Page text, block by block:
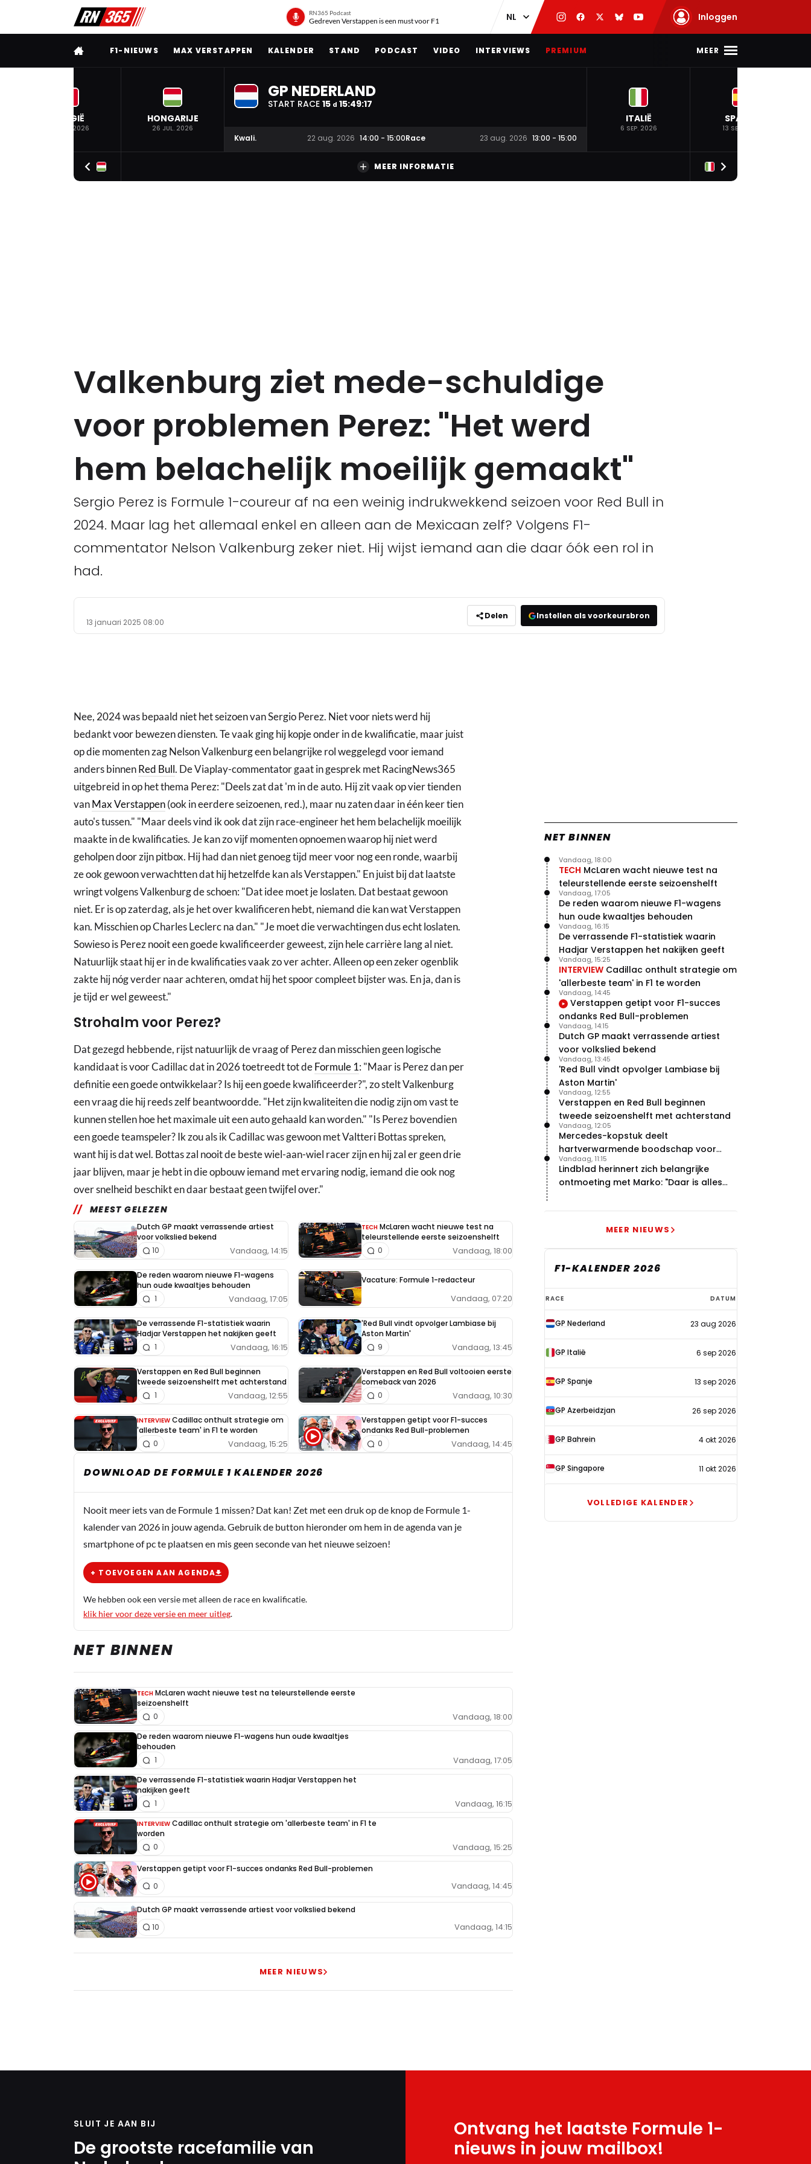
RN365 Podcast
Gedreven Verstappen is een must voor F1 Inloggen
VOLLEDIG MENU
F1-NIEUWS MAX VERSTAPPEN KALENDER STAND PODCAST VIDEO INTERVIEWS PREMIUM MEER
BELGIË
19 JUL. 2026
HONGARIJE
26 JUL. 2026
GP NEDERLAND
START RACE 15 d 15:49:16
Kwali. 22 aug. 2026 14:00 - 15:00Race 23 aug. 2026 13:00 - 15:00
ITALIË
6 SEP. 2026
SPANJE
13 SEP. 2026
MEER INFORMATIE
Valkenburg ziet mede-schuldige
voor problemen Perez: "Het werd
hem belachelijk moeilijk gemaakt"
Sergio Perez is Formule 1-coureur af na een weinig indrukwekkend seizoen voor Red Bull in
2024. Maar lag het allemaal enkel en alleen aan de Mexicaan zelf? Volgens F1-
commentator Nelson Valkenburg zeker niet. Hij wijst iemand aan die daar óók een rol in
had.
13 januari 2025 08:00
Delen Instellen als voorkeursbron
Nee, 2024 was bepaald niet het seizoen van Sergio Perez. Niet voor niets werd hij
bedankt voor bewezen diensten. Te vaak ging hij kopje onder in de kwalificatie, maar juist
op die momenten zag Nelson Valkenburg een belangrijke rol weggelegd voor iemand
anders binnenRed Bull. De Viaplay-commentator gaat in gesprek met RacingNews365
uitgebreid in op het thema Perez: "Deels zat dat 'm in de auto. Hij zit vaak op vier tienden
vanMax Verstappen(ook in eerdere seizoenen, red.), maar nu zaten daar in één keer tien
auto's tussen." "Maar deels vind ik ook dat zijn race-engineer het hem belachelijk moeilijk
maakte in de kwalificaties. Je kan zo vijf momenten opnoemen waarop hij niet werd
geholpen door zijn pitbox. Hij had dan niet genoeg tijd meer voor nog een ronde, waarbij
ze ook gewoon verwachtten dat hij hetzelfde kan als Verstappen." En juist bij dat laatste
wringt volgens Valkenburg de schoen: "Dat idee moet je loslaten. Dat bestaat gewoon
niet. Er is op zaterdag, als je het over kwalificeren hebt, niemand die kan wat Verstappen
kan. Misschien op Charles Leclerc na dan." "Je moet die verwachtingen dus echt loslaten.
Sowieso is Perez nooit een goede kwalificeerder geweest, zijn hele carrière lang al niet.
Natuurlijk staat hij er in de kwalificaties vaak zo ver achter. Alleen op een zeker ogenblik
zakte hij nóg verder naar achteren, omdat hij het spoor compleet bijster was. En ja, dan is
je tijd er wel geweest."
Strohalm voor Perez?
Dat gezegd hebbende, rijst natuurlijk de vraag of Perez dan misschien geen logische
kandidaat is voor Cadillac dat in 2026 toetreedt tot deFormule 1: "Maar is Perez dan per
definitie een goede ontwikkelaar? Is hij een goede kwalificeerder?", zo stelt Valkenburg
een vraag die hij reeds zelf beantwoordde. "Het zijn kwaliteiten die nodig zijn om vast te
kunnen stellen hoe het maximale uit een auto gehaald kan worden." "Is Perez bovendien
een goede teamspeler? Ik zou als ik Cadillac was gewoon met Valtteri Bottas spreken,
want hij is dat wel. Bottas zal nooit de beste wiel-aan-wiel racer zijn en hij zal er geen drie
jaar blijven, maar je hebt in die opbouw iemand met ervaring nodig, iemand die ook nog
over snelheid beschikt en daar bestaat geen twijfel over."
MEEST GELEZEN
Dutch GP maakt verrassende artiest
voor volkslied bekend
Vandaag, 14:15
10
TECH McLaren wacht nieuwe test na
teleurstellende eerste seizoenshelft
Vandaag, 18:00
0
De reden waarom nieuwe F1-wagens
hun oude kwaaltjes behouden
Vandaag, 17:05
1
Vacature: Formule 1-redacteur
Vandaag, 07:20
De verrassende F1-statistiek waarin
Hadjar Verstappen het nakijken geeft
Vandaag, 16:15
1
'Red Bull vindt opvolger Lambiase bij
Aston Martin'
Vandaag, 13:45
9
Verstappen en Red Bull beginnen
tweede seizoenshelft met achterstand
Vandaag, 12:55
1
Verstappen en Red Bull voltooien eerste
comeback van 2026
Vandaag, 10:30
0
INTERVIEW Cadillac onthult strategie om
'allerbeste team' in F1 te worden
Vandaag, 15:25
0
Verstappen getipt voor F1-succes
ondanks Red Bull-problemen
Vandaag, 14:45
0
DOWNLOAD DE FORMULE 1 KALENDER 2026
Nooit meer iets van de Formule 1 missen? Dat kan! Zet met een druk op de knop de Formule 1-
kalender van 2026 in jouw agenda. Gebruik de button hieronder om hem in de agenda van je
smartphone of pc te plaatsen en mis geen seconde van het nieuwe seizoen!
+ TOEVOEGEN AAN AGENDA
We hebben ook een versie met alleen de race en kwalificatie.
klik hier voor deze versie en meer uitleg.
NET BINNEN
TECH McLaren wacht nieuwe test na teleurstellende eerste
seizoenshelft
Vandaag, 18:00
0
De reden waarom nieuwe F1-wagens hun oude kwaaltjes
behouden
Vandaag, 17:05
1
De verrassende F1-statistiek waarin Hadjar Verstappen het
nakijken geeft
Vandaag, 16:15
1
INTERVIEW Cadillac onthult strategie om 'allerbeste team' in F1 te
worden
Vandaag, 15:25
0
Verstappen getipt voor F1-succes ondanks Red Bull-problemen
Vandaag, 14:45
0
Dutch GP maakt verrassende artiest voor volkslied bekend
Vandaag, 14:15
10
MEER NIEUWS
NET BINNEN
TECH McLaren wacht nieuwe test na
teleurstellende eerste seizoenshelft
Vandaag, 18:00
De reden waarom nieuwe F1-wagens
hun oude kwaaltjes behouden
Vandaag, 17:05
De verrassende F1-statistiek waarin
Hadjar Verstappen het nakijken geeft
Vandaag, 16:15
INTERVIEW Cadillac onthult strategie om
'allerbeste team' in F1 te worden
Vandaag, 15:25
Verstappen getipt voor F1-succes
ondanks Red Bull-problemen
Vandaag, 14:45
Dutch GP maakt verrassende artiest
voor volkslied bekend
Vandaag, 14:15
'Red Bull vindt opvolger Lambiase bij
Aston Martin'
Vandaag, 13:45
Verstappen en Red Bull beginnen
tweede seizoenshelft met achterstand
Vandaag, 12:55
Mercedes-kopstuk deelt
hartverwarmende boodschap voor
overstap naar Red Bull
Vandaag, 12:05
Lindblad herinnert zich belangrijke
ontmoeting met Marko: "Daar is alles
Vandaag, 11:15
MEER NIEUWS
F1-KALENDER 2026
F1-
kalender
2026
RACE DATUM
GP Nederland 23 aug 2026
GP Italië 6 sep 2026
GP Spanje 13 sep 2026
GP Azerbeidzjan 26 sep 2026
GP Bahrein 4 okt 2026
GP Singapore 11 okt 2026
VOLLEDIGE KALENDER
SLUIT JE AAN BIJ
De grootste racefamilie van
Ontvang het laatste Formule 1-
nieuws in jouw mailbox!